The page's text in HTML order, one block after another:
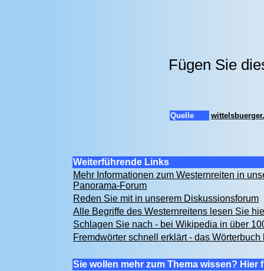
Fügen Sie
Quelle
Weiterführende Links
Mehr Informationen zum Westernreiten in
Panorama-Forum
Reden Sie mit in unserem Diskussionsforum
Alle Begriffe des Westernreitens lesen Sie
Schlagen Sie nach - bei Wikipedia in über
Fremdwörter schnell erklärt - das Wörterbuch
Sie wollen mehr zum Thema wissen? Hier